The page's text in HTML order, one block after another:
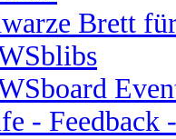
Brett
- Feedback